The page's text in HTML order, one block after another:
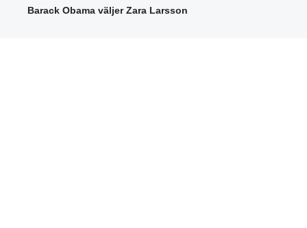
Barack Obama väljer Zara Larsson